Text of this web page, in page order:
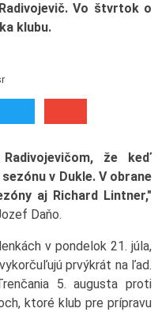
Vo štvrtok o
klubu.
že keď
v Dukle. V obrane
aj Richard Lintner,"
Daňo.
v pondelok 21. júla,
prvýkrát na ľad.
5. augusta proti
ktoré klub pre prípravu